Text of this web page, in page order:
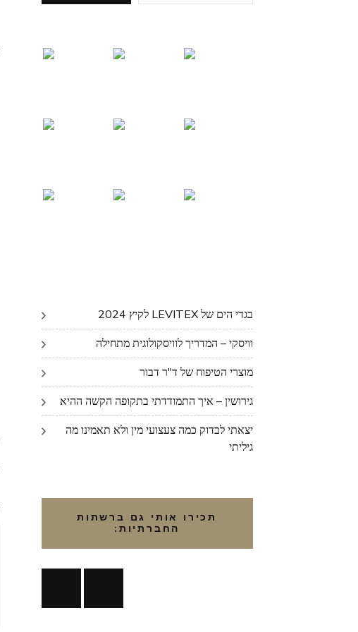
בגדי הים של LEVITEX לקיץ 2024
וויסקי – המדריך לוויסקולוגית מתחילה
מוצרי הטיפוח של ד"ר דבור
גירושין – איך התמודדתי בתקופה הקשה ההיא
יצאתי לבדוק כמה צעצועי מין ולא תאמינו מה
גיליתי
תכירו אותי גם ברשתות
החברתיות: